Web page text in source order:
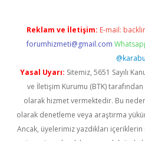
Reklam ve İletişim: E-mail:
forumhizmeti@gmail.com
Yasal Uyarı: Sitemiz, 5651 Sayılı
ve İletişim Kurumu (BTK) tarafından
olarak hizmet vermektedir. Bu
olarak denetleme veya araştırma
Ancak, üyelerimiz yazdıkları